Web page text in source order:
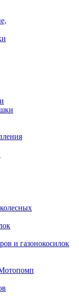
и газонокосилок